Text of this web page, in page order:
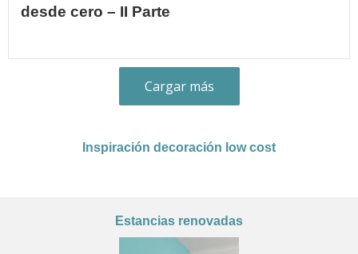
desde cero – II Parte
Cargar más
Inspiración decoración low cost
Estancias renovadas